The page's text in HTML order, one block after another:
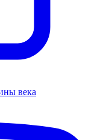
века